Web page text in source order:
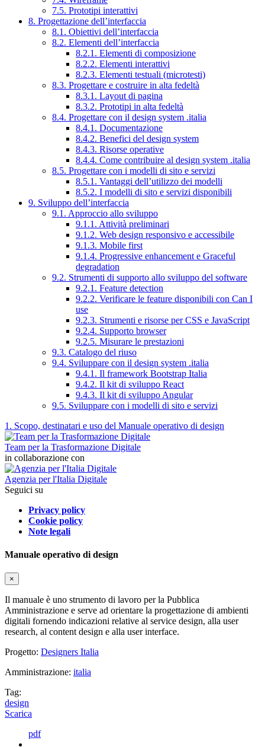
7.5. Prototipi interattivi
8. Progettazione dell’interfaccia
8.1. Obiettivi dell’interfaccia
8.2. Elementi dell’interfaccia
8.2.1. Elementi di composizione
8.2.2. Elementi interattivi
8.2.3. Elementi testuali (microtesti)
8.3. Progettare e costruire in alta fedeltà
8.3.1. Layout di pagina
8.3.2. Prototipi in alta fedeltà
8.4. Progettare con il design system .italia
8.4.1. Documentazione
8.4.2. Benefici del design system
8.4.3. Risorse operative
8.4.4. Come contribuire al design system .italia
8.5. Progettare con i modelli di sito e servizi
8.5.1. Vantaggi dell’utilizzo dei modelli
8.5.2. I modelli di sito e servizi disponibili
9. Sviluppo dell’interfaccia
9.1. Approccio allo sviluppo
9.1.1. Attività preliminari
9.1.2. Web design responsivo e accessibile
9.1.3. Mobile first
9.1.4. Progressive enhancement e Graceful
degradation
9.2. Strumenti di supporto allo sviluppo del software
9.2.1. Feature detection
9.2.2. Verificare le feature disponibili con Can I
use
9.2.3. Strumenti e risorse per CSS e JavaScript
9.2.4. Supporto browser
9.2.5. Misurare le prestazioni
9.3. Catalogo del riuso
9.4. Sviluppare con il design system .italia
9.4.1. Il framework Bootstrap Italia
9.4.2. Il kit di sviluppo React
9.4.3. Il kit di sviluppo Angular
9.5. Sviluppare con i modelli di sito e servizi
1. Scopo, destinatari e uso del Manuale operativo di design
Team per la Trasformazione Digitale
in collaborazione con
Agenzia per l'Italia Digitale
Seguici su
Privacy policy
Cookie policy
Note legali
Manuale operativo di design
×
Il manuale è uno strumento di lavoro per la Pubblica
Amministrazione e serve ad orientare la progettazione di ambienti
digitali fornendo indicazioni relative al service design, alla user
research, al content design e alla user interface.
Progetto: Designers Italia
Amministrazione: italia
Tag:
design
Scarica
pdf